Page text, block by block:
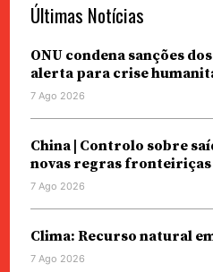
Últimas Notícias
ONU condena sanções
alerta para crise
7 Ago 2026
China | Controlo sobre
novas regras fronteiriças
7 Ago 2026
Clima: Recurso natural
7 Ago 2026